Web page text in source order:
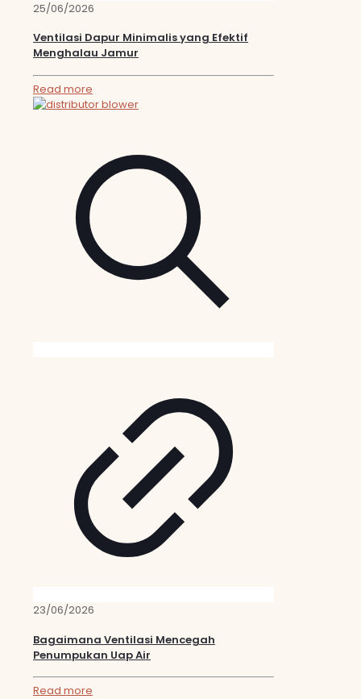
25/06/2026
Ventilasi Dapur Minimalis yang Efektif
Menghalau Jamur
Read more
23/06/2026
Bagaimana Ventilasi Mencegah
Penumpukan Uap Air
Read more